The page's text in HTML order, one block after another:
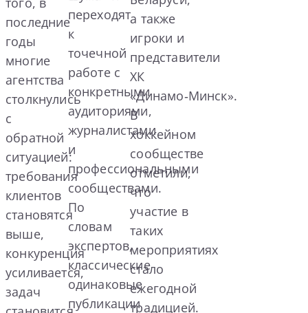
последние
годы
многие
агентства
столкнулись
с
обратной
ситуацией:
требования
клиентов
становятся
выше,
конкуренция
усиливается,
задач
переходят
к
точечной
работе с
конкретными
аудиториями,
журналистами
и
профессиональными
сообществами.
По
словам
экспертов,
классические
одинаковые
публикации
а также
игроки и
представители
ХК
«Динамо‑Минск».
В
хоккейном
сообществе
отметили,
что
участие в
таких
мероприятиях
стало
ежегодной
традицией.